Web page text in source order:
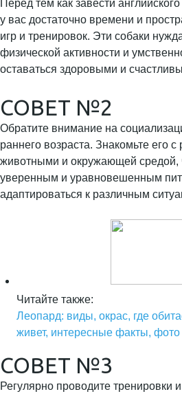
Перед тем как завести
у вас достаточно времени и
игр и тренировок. Эти собаки
физической активности и
оставаться здоровыми и
СОВЕТ №2
Обратите внимание на
раннего возраста. Знакомьте его
животными и окружающей средой,
уверенным и уравновешенным
адаптироваться к различным
Читайте также:
Леопард: виды, окрас, где
живет, интересные факты,
СОВЕТ №3
Регулярно проводите тренировки